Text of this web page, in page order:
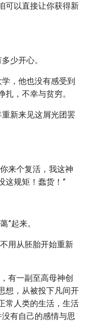
可以直接让你获得新
少开心。
，他也没有感受到
，不幸与贫穷。
新来见这屑光团罢
来个复活，我这神
这规矩！蠢货！”
”起来。
用从胚胎开始重新
有一副至高母神创
想，从被投下凡间开
常人类的生活，生活
有自己的感情与思